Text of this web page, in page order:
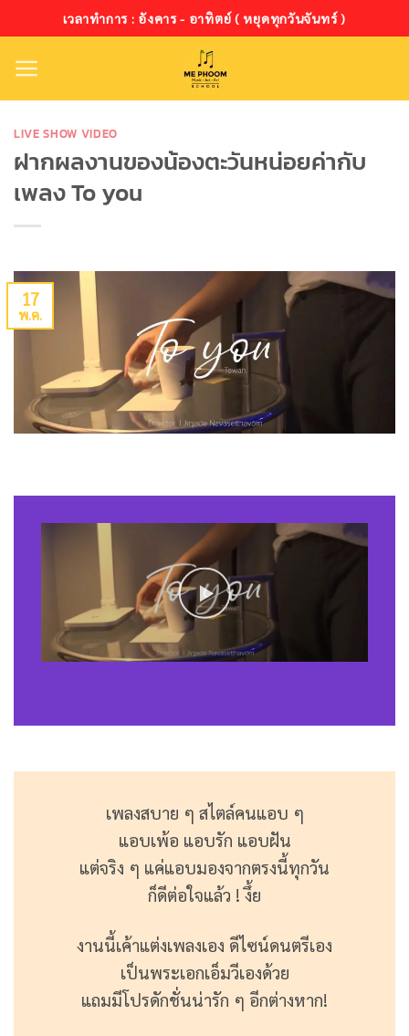
ไป
เนื้อหา
เวลาทำการ : อังคาร - อาทิตย์ ( หยุดทุกวันจันทร์ )
LIVE SHOW VIDEO
ฝากผลงานของน้องตะวันหน่อยค่ากับ
เพลง To you
17
พ.ค.
เพลงสบาย ๆ สไตล์คนแอบ ๆ
แอบเพ้อ แอบรัก แอบฝัน
แต่จริง ๆ แค่แอบมองจากตรงนี้ทุกวัน
ก็ดีต่อใจแล้ว ! งึ้ย
งานนี้เค้าแต่งเพลงเอง ดีไซน์ดนตรีเอง
เป็นพระเอกเอ็มวีเองด้วย
แถมมีโปรดักชั่นน่ารัก ๆ อีกต่างหาก!